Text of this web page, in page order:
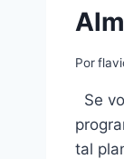
Por
Se
tal